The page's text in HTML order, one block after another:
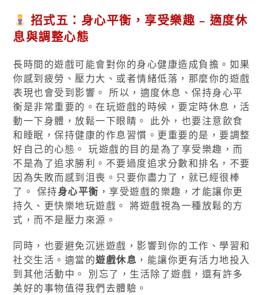
招式五：身心平衡，享受樂趣 – 適度休
息與調整心態
長時間的遊戲可能會對你的身心健康造成負擔。如果
你感到疲勞、壓力大、或者情緒低落，那麼你的遊戲
表現也會受到影響。 所以，適度休息、保持身心平
衡是非常重要的。在玩遊戲的時候，要定時休息，活
動一下身體，放鬆一下眼睛。 此外，也要注意飲食
和睡眠，保持健康的作息習慣。更重要的是，要調整
好自己的心態。 玩遊戲的目的是為了享受樂趣，而
不是為了追求勝利。不要過度追求分數和排名，不要
因為失敗而感到沮喪。只要你盡力了，就已經很棒
了。 保持身心平衡 ，享受遊戲的樂趣，才能讓你更
持久、更快樂地玩遊戲。 將遊戲視為一種放鬆的方
式，而不是壓力來源。
同時，也要避免沉迷遊戲，影響到你的工作、學習和
社交生活。適當的遊戲休息 ，能讓你更有活力地投入
到其他活動中。 別忘了，生活除了遊戲，還有許多
美好的事物值得我們去體驗。